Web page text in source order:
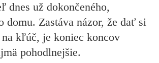
dnes už dokončeného,
domu. Zastáva názor, že dať si
kľúč, je koniec koncov
pohodlnejšie.